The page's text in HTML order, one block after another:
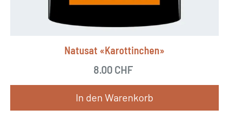
Natusat «Karottinchen»
8.00 CHF
In den Warenkorb